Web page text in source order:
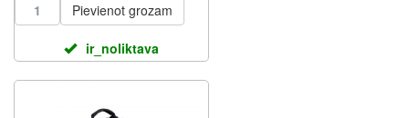
Pievienot grozam
ir_noliktava